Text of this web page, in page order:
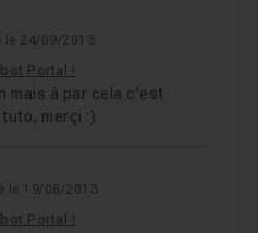
le 24/09/2013
Portal !
mais à par cela c'est
merçi :)
le 19/08/2013
Portal !